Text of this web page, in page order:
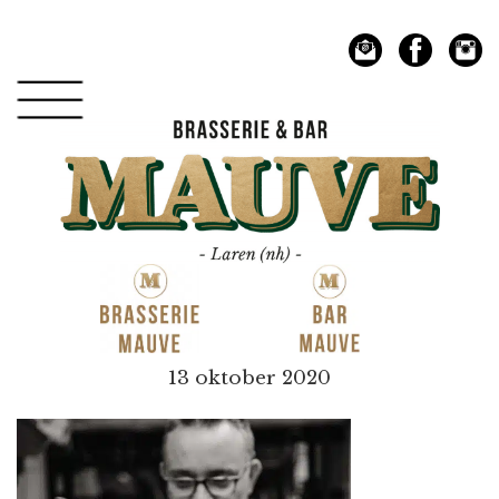
hoofdnavigatie
hoofd
inhoud
Mauve
13 oktober 2020